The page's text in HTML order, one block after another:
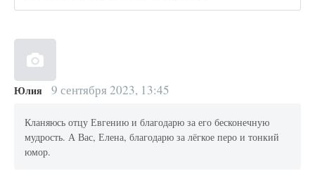
Юлия 9 сентября 2023, 13:45
Кланяюсь отцу Евгению и благодарю за его бесконечную
мудрость. А Вас, Елена, благодарю за лёгкое перо и тонкий
юмор.